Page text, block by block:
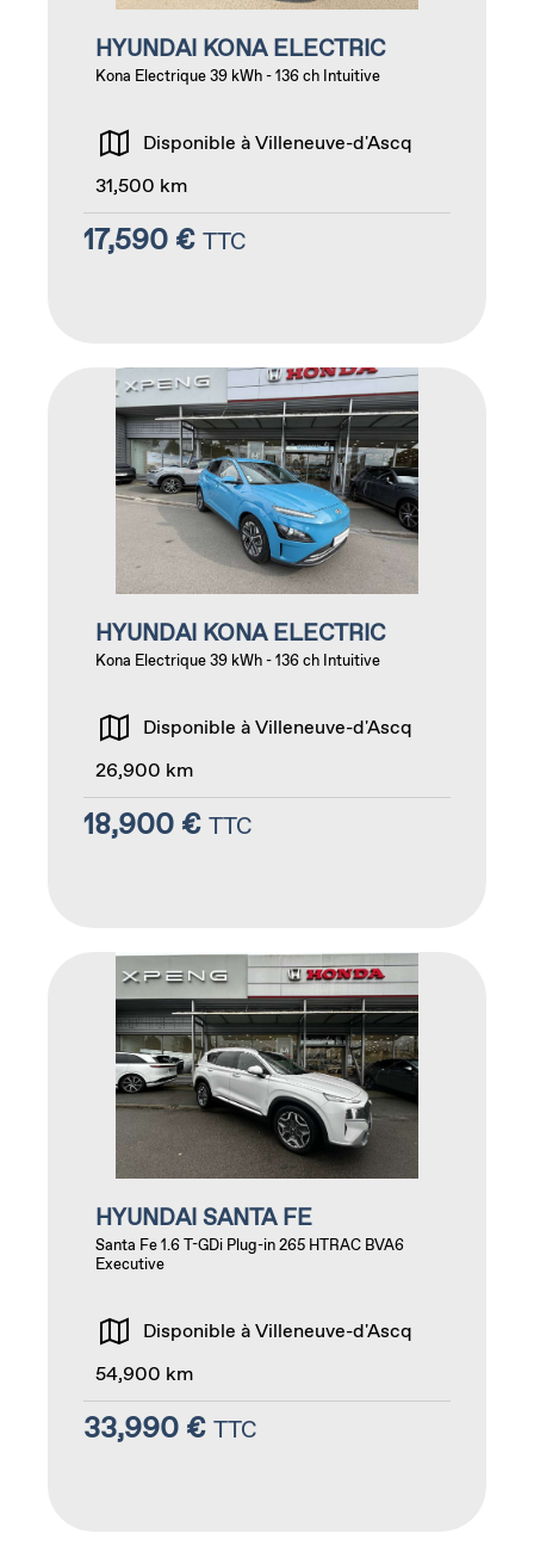
HYUNDAI KONA ELECTRIC
Kona Electrique 39 kWh - 136 ch Intuitive
Disponible à Villeneuve-d'Ascq
31,500 km
17,590 € TTC
HYUNDAI KONA ELECTRIC
Kona Electrique 39 kWh - 136 ch Intuitive
Disponible à Villeneuve-d'Ascq
26,900 km
18,900 € TTC
HYUNDAI SANTA FE
Santa Fe 1.6 T-GDi Plug-in 265 HTRAC BVA6
Executive
Disponible à Villeneuve-d'Ascq
54,900 km
33,990 € TTC